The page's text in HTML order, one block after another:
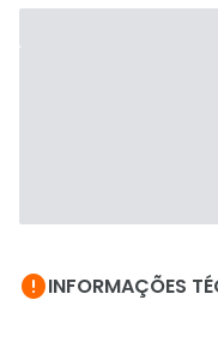
INFORMAÇÕES